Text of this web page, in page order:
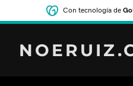
Con tecnología de